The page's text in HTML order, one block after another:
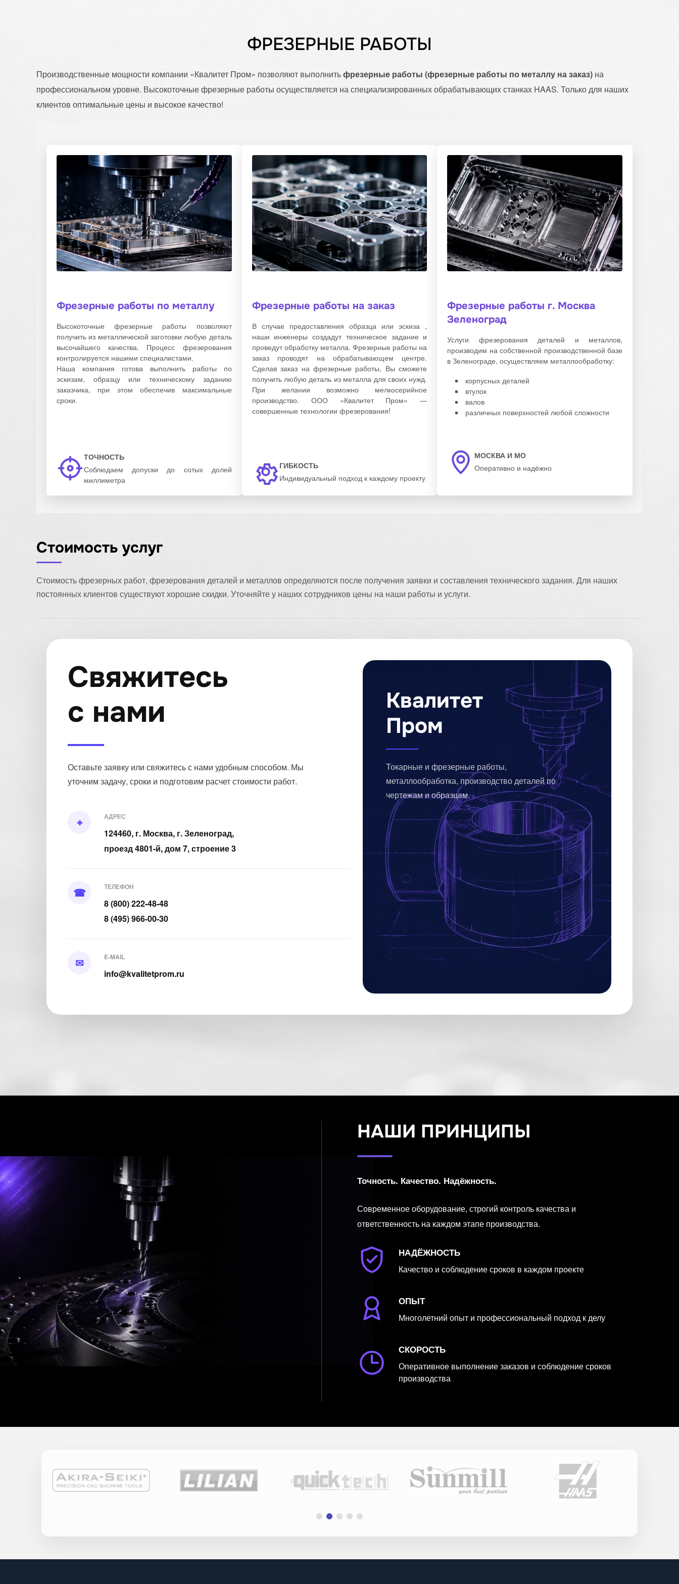
ФРЕЗЕРНЫЕ РАБОТЫ
Производственные мощности компании «Квалитет Пром» позволяют выполнитьфрезерные работы (фрезерные работы по металлу на заказ) на
профессиональном уровне. Высокоточные фрезерные работы осуществляется на специализированных обрабатывающих станках HAAS. Только для наших
клиентов оптимальные цены и высокое качество!
Фрезерные работы по металлу
Высокоточные фрезерные работы позволяют
получить из металлической заготовки любую деталь
высочайшего качества. Процесс фрезерования
контролируется нашими специалистами.
Наша компания готова выполнить работы по
эскизам, образцу или техническому заданию
заказчика, при этом обеспечив максимальные
сроки.
ТОЧНОСТЬ
Соблюдаем допуски до сотых долей
миллиметра
Фрезерные работы на заказ
В случае предоставления образца или эскиза ,
наши инженеры создадут техническое задание и
проведут обработку металла. Фрезерные работы на
заказ проводят на обрабатывающем центре.
Сделав заказ на фрезерные работы, Вы сможете
получить любую деталь из металла для своих нужд.
При желании возможно мелкосерийное
производство. ООО «Квалитет Пром» —
совершенные технологии фрезерования!
ГИБКОСТЬ
Индивидуальный подход к каждому проекту
Фрезерные работы г. Москва
Зеленоград
Услуги фрезерования деталей и металлов,
производим на собственной производственной базе
в Зеленограде, осуществляем металлообработку:
корпусных деталей
втулок
валов
различных поверхностей любой сложности
МОСКВА И МО
Оперативно и надёжно
Стоимость услуг
Стоимость фрезерных работ, фрезерования деталей и металлов определяются после получения заявки и составления технического задания. Для наших
постоянных клиентов существуют хорошие скидки. Уточняйте у наших сотрудников цены на наши работы и услуги.
Свяжитесь
с нами
Оставьте заявку или свяжитесь с нами удобным способом. Мы
уточним задачу, сроки и подготовим расчет стоимости работ.
⌖ АДРЕС
124460, г. Москва, г. Зеленоград,
проезд 4801-й, дом 7, строение 3
☎ ТЕЛЕФОН
8 (800) 222-48-48
8 (495) 966-00-30
✉ E-MAIL
info@kvalitetprom.ru
Квалитет
Пром
Токарные и фрезерные работы,
металлообработка, производство деталей по
чертежам и образцам.
НАШИ ПРИНЦИПЫ
Точность. Качество. Надёжность.
Современное оборудование, строгий контроль качества и
ответственность на каждом этапе производства.
НАДЁЖНОСТЬ
Качество и соблюдение сроков в каждом проекте
ОПЫТ
Многолетний опыт и профессиональный подход к делу
СКОРОСТЬ
Оперативное выполнение заказов и соблюдение сроков
производства